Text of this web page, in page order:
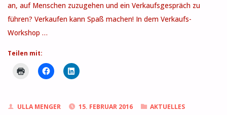
an, auf Menschen zuzugehen und ein Verkaufsgespräch zu
führen? Verkaufen kann Spaß machen! In dem Verkaufs-
Workshop …
Teilen mit:
ULLA MENGER 15. FEBRUAR 2016 AKTUELLES